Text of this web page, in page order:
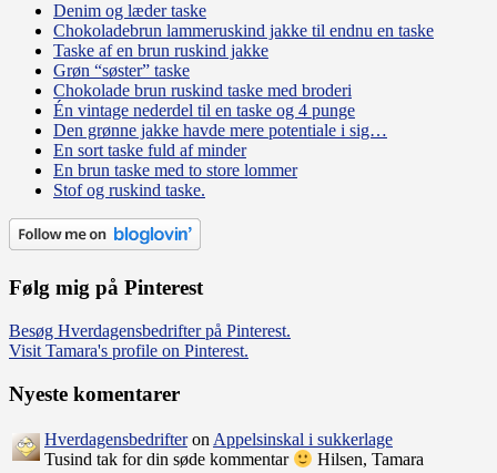
Denim og læder taske
Chokoladebrun lammeruskind jakke til endnu en taske
Taske af en brun ruskind jakke
Grøn “søster” taske
Chokolade brun ruskind taske med broderi
Én vintage nederdel til en taske og 4 punge
Den grønne jakke havde mere potentiale i sig…
En sort taske fuld af minder
En brun taske med to store lommer
Stof og ruskind taske.
Følg mig på Pinterest
Besøg Hverdagensbedrifter på Pinterest.
Visit Tamara's profile on Pinterest.
Nyeste komentarer
Hverdagensbedrifteron Appelsinskal i sukkerlage
Tusind tak for din søde kommentar
Hilsen, Tamara